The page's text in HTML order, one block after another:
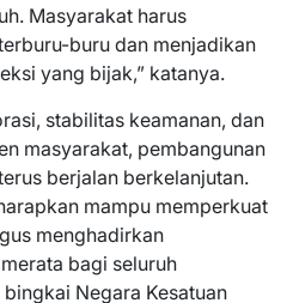
Masyarakat harus
buru dan menjadikan
yang bijak,” katanya.
stabilitas keamanan, dan
masyarakat, pembangunan
berjalan berkelanjutan.
mampu memperkuat
menghadirkan
bagi seluruh
Negara Kesatuan